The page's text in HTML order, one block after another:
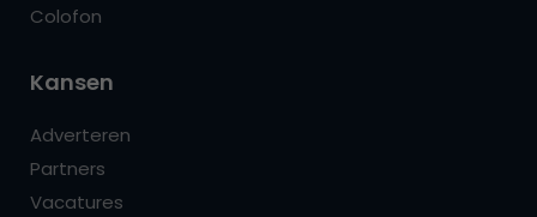
Colofon
Kansen
Adverteren
Partners
Vacatures